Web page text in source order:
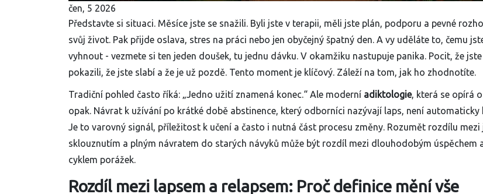
čen, 5 2026
Představte si situaci. Měsíce jste se snažili. Byli jste v terapii, měli jste plán, podporu a pevné
svůj život. Pak přijde oslava, stres na práci nebo jen obyčejný špatný den. A vy uděláte to, čemu
vyhnout - vezmete si ten jeden doušek, tu jednu dávku. V okamžiku nastupuje panika. Pocit, že jste
pokazili, že jste slabí a že je už pozdě. Tento moment je klíčový. Záleží na tom, jak ho zhodnotíte.
Tradiční pohled často říká: „Jedno užití znamená konec.“ Ale moderní adiktologie, která se opírá
opak. Návrat k užívání po krátké době abstinence, který odborníci nazývají laps, není automaticky
Je to varovný signál, příležitost k učení a často i nutná část procesu změny. Rozumět rozdílu
sklouznutím a plným návratem do starých návyků může být rozdíl mezi dlouhodobým úspěchem
cyklem porážek.
Rozdíl mezi lapsem a relapsem: Proč definice mění vše